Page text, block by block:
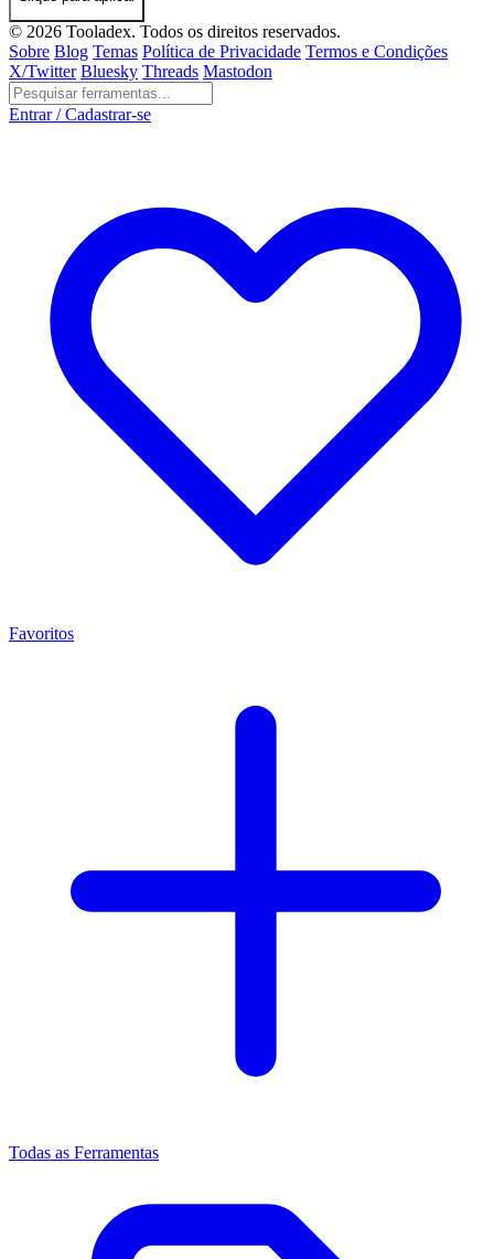
© 2026 Tooladex. Todos os direitos reservados.
Sobre Blog Temas Política de Privacidade Termos e Condições
X/Twitter Bluesky Threads Mastodon
Entrar / Cadastrar-se
Favoritos
Todas as Ferramentas